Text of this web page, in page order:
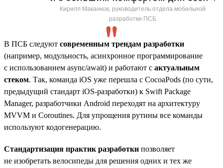
Кирилл Маканков, руководитель отдела мобильной
разработки ПСБ
В ПСБ следуют современным трендам разработки
(например, модульность, асинхронное программирование
с использованием async/await) и работают с актуальным
стеком. Так, команда iOS уже перешла с CocoaPods (по сути,
предыдущий стандарт iOS-разработки) к Swift Package
Manager, разработчики Android переходят на архитектуру
MVVM и Coroutines. Для упрощения рутины все команды
используют кодогенерацию.
Стандартизация практик разработки позволяет
не изобретать велосипеды для решения одних и тех же